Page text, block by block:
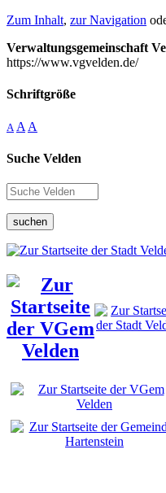
Zum Inhalt, zur Navigation
Verwaltungsgemeinschaft
https://www.vgvelden.de/
Schriftgröße
A A A
Suche Velden
suchen